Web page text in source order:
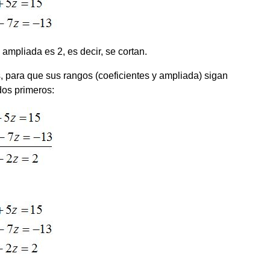
es 2, es decir, se cortan.
que sus rangos (coeficientes y ampliada) sigan
primeros: